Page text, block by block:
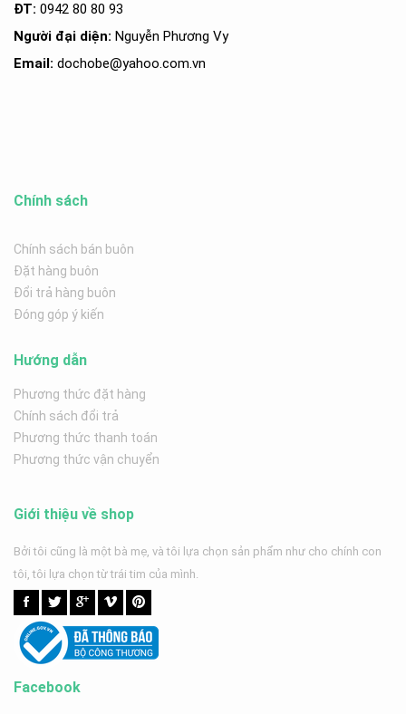
ĐT: 0942 80 80 93
Người đại diện: Nguyễn Phương Vy
Email: dochobe@yahoo.com.vn
Chính sách
Chính sách bán buôn
Đặt hàng buôn
Đổi trả hàng buôn
Đóng góp ý kiến
Hướng dẫn
Phương thức đặt hàng
Chính sách đổi trả
Phương thức thanh toán
Phương thức vận chuyển
Giới thiệu về shop
Bởi tôi cũng là một bà mẹ, và tôi lựa chọn sản phẩm như cho chính con
tôi, tôi lựa chọn từ trái tim của mình.
Facebook